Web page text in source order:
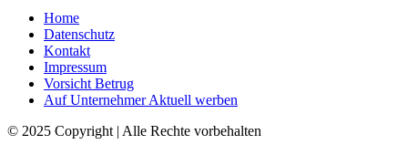
Home
Datenschutz
Kontakt
Impressum
Vorsicht Betrug
Auf Unternehmer Aktuell werben
© 2025 Copyright | Alle Rechte vorbehalten